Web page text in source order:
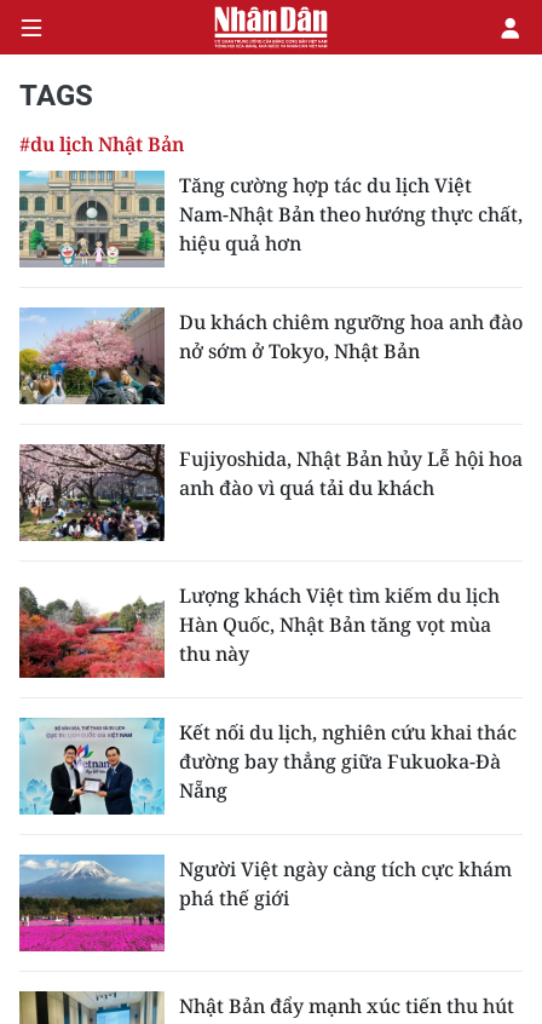
CHÍNH TRỊ
KINH TẾ
XÃ HỘI
PHÁP LUẬT
DU LỊCH
THẾ GIỚI
GIÁO DỤC
KHOA HỌC - CÔNG NGHỆ
MÔI TRƯỜNG
BẠN ĐỌC
KIỂM CHỨNG THÔNG TIN
TAGS
#du lịch Nhật Bản
Tăng cường hợp tác du lịch Việt
Nam-Nhật Bản theo hướng thực chất,
hiệu quả hơn
Du khách chiêm ngưỡng hoa anh đào
nở sớm ở Tokyo, Nhật Bản
Fujiyoshida, Nhật Bản hủy Lễ hội hoa
anh đào vì quá tải du khách
Lượng khách Việt tìm kiếm du lịch
Hàn Quốc, Nhật Bản tăng vọt mùa
thu này
Kết nối du lịch, nghiên cứu khai thác
đường bay thẳng giữa Fukuoka-Đà
Nẵng
Người Việt ngày càng tích cực khám
phá thế giới
Nhật Bản đẩy mạnh xúc tiến thu hút